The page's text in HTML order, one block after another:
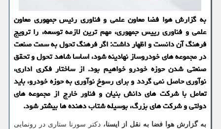
به گزارش هوا فضا معاون علمی و فناوری رئیس جمهوری معاون
علمی و فناوری رییس جمهوری، مهم ترین لازمه توسعه، را ترویج
فرهنگ آن دانست و اظهار داشت: اگر فرهنگ تحول به سمت صنعت
در مجموعه های خودروساز نهادینه شود، اساسا شاهد تحول و تحقق
صنعتی شدن حوزه خودرو خواهیم بود. از ساختار فکری اداری،
نوآوری حاصل نمی گردد و برای رسوخ نوآوری به حوزه خودرو، باید
تعامل با شرکت های دانش بنیان و فناور خارج از مجموعه های
دولتی و شرکت های بزرگ، بوسیله شتاب دهنده ها بیشتر شود.
به گزارش هوا فضا به نقل از ایسنا، دکتر سورنا ستاری در رونمایی